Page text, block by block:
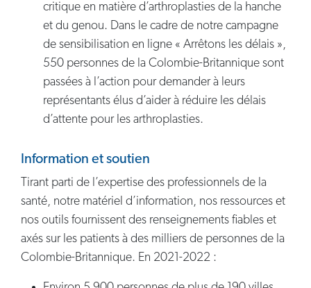
critique en matière d’arthroplasties de la hanche
et du genou. Dans le cadre de notre campagne
de sensibilisation en ligne « Arrêtons les délais »,
550 personnes de la Colombie-Britannique sont
passées à l’action pour demander à leurs
représentants élus d’aider à réduire les délais
d’attente pour les arthroplasties.
Information et soutien
Tirant parti de l’expertise des professionnels de la
santé, notre matériel d’information, nos ressources et
nos outils fournissent des renseignements fiables et
axés sur les patients à des milliers de personnes de la
Colombie-Britannique. En 2021-2022 :